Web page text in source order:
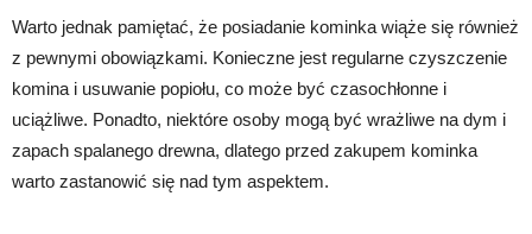
Warto jednak pamiętać, że posiadanie kominka wiąże się również
z pewnymi obowiązkami. Konieczne jest regularne czyszczenie
komina i usuwanie popiołu, co może być czasochłonne i
uciążliwe. Ponadto, niektóre osoby mogą być wrażliwe na dym i
zapach spalanego drewna, dlatego przed zakupem kominka
warto zastanowić się nad tym aspektem.